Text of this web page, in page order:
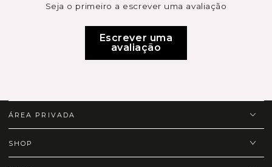
Seja o primeiro a escrever uma avaliação
Escrever uma
avaliação
ÁREA PRIVADA
SHOP